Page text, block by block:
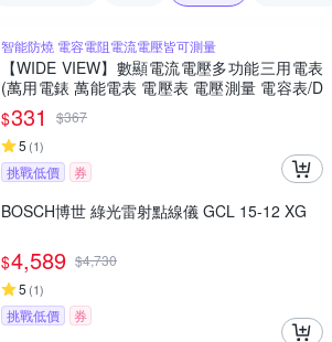
智能防燒 電容電阻電流電壓皆可測量
【WIDE VIEW】數顯電流電壓多功能三用電表
(萬用電錶 萬能電表 電壓表 電壓測量 電容表/D
T9205A)
$331 $367
5 (1)
挑戰低價 券
BOSCH博世 綠光雷射點線儀 GCL 15-12 XG
$4,589 $4,730
5 (1)
挑戰低價 券